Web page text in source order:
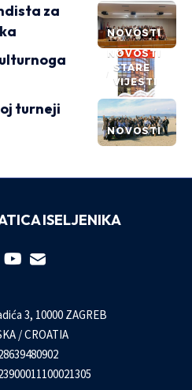
NOVOSTI
za
NOVOSTI
STARE
VIJESTI
NOVOSTI
turneji
ISELJENIKA
3, 10000 ZAGREB
/ CROATIA